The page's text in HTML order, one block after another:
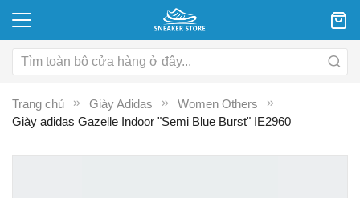
Trang chủ Giày Adidas
Women Others
Giày adidas Gazelle Indoor "Semi Blue Burst" IE2960